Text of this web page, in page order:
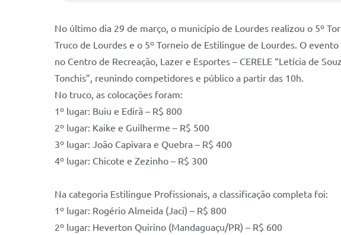
No último dia 29 de março, o município de Lourdes realizou o 5º
Truco de Lourdes e o 5º Torneio de Estilingue de Lourdes. O evento
no Centro de Recreação, Lazer e Esportes – CERELE “Letícia de
Tonchis”, reunindo competidores e público a partir das 10h.
No truco, as colocações foram:
1º lugar: Buiu e Edirã – R$ 800
2º lugar: Kaike e Guilherme – R$ 500
3º lugar: João Capivara e Quebra – R$ 400
4º lugar: Chicote e Zezinho – R$ 300
Na categoria Estilingue Profissionais, a classificação completa foi:
1º lugar: Rogério Almeida (Jaci) – R$ 800
2º lugar: Heverton Quirino (Mandaguaçu/PR) – R$ 600